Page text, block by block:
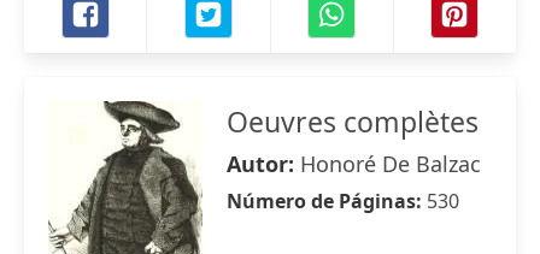
Oeuvres complètes
Autor: Honoré De Balzac
Número de Páginas: 530